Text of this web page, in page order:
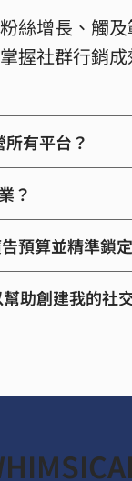
絲增長、觸
握社群行銷成
有平台？
？
預算並精準鎖
助創建我的社